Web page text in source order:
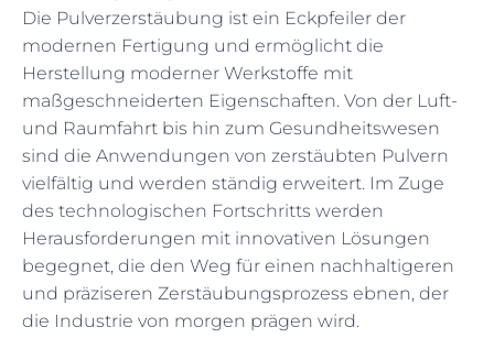
Die Pulverzerstäubung ist ein Eckpfeiler der
modernen Fertigung und ermöglicht die
Herstellung moderner Werkstoffe mit
maßgeschneiderten Eigenschaften. Von der Luft-
und Raumfahrt bis hin zum Gesundheitswesen
sind die Anwendungen von zerstäubten Pulvern
vielfältig und werden ständig erweitert. Im Zuge
des technologischen Fortschritts werden
Herausforderungen mit innovativen Lösungen
begegnet, die den Weg für einen nachhaltigeren
und präziseren Zerstäubungsprozess ebnen, der
die Industrie von morgen prägen wird.